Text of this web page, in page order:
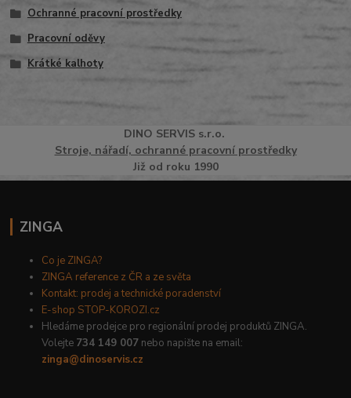
Ochranné pracovní prostředky
Pracovní oděvy
Krátké kalhoty
DINO SERVISs.r.o.
Stroje, nářadí, ochranné pracovní prostředky
Již od roku 1990
ZINGA
Co je ZINGA?
ZINGA reference z ČR a ze světa
Kontakt: prodej a technické poradenství
E-shop STOP-KOROZI.cz
Hledáme prodejce pro regionální prodej produktů ZINGA.
Volejte 734 149 007 nebo napište na email:
zinga@dinoservis.cz